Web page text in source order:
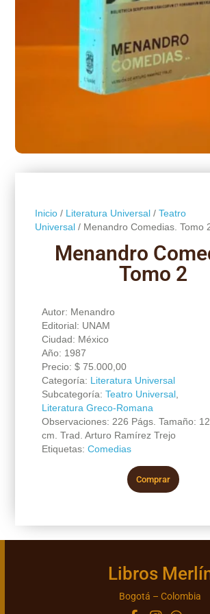
Inicio/ Literatura Universal/ Teatro
Universal/ Menandro Comedias. Tomo
Menandro
Tomo 2
Autor: Menandro
Editorial: UNAM
Ciudad: México
Año: 1987
Precio: $75.000,00
Categoría: Literatura Universal
Subcategoría: Teatro Universal,
Literatura Greco-Romana
Observaciones: 226 Págs. Tamaño:
cm. Trad. Arturo Ramírez Trejo
Etiquetas: Comedias
Comprar
Libros
Bogotá – Colombia